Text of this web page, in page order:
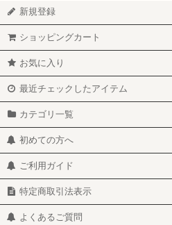
新規登録
ショッピングカート
お気に入り
最近チェックしたアイテム
カテゴリ一覧
初めての方へ
ご利用ガイド
特定商取引法表示
よくあるご質問